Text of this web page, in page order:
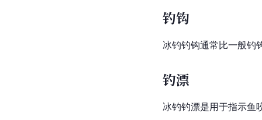
钓钩
冰钓钓钩通常比一般钓
钓漂
冰钓钓漂是用于指示鱼